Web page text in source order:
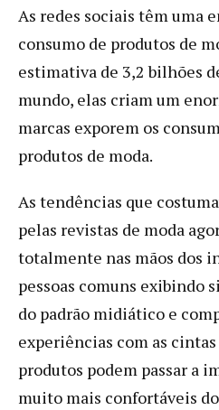
As redes sociais têm uma
consumo de produtos de
estimativa de 3,2 bilhões
mundo, elas criam um
marcas exporem os
produtos de moda.
As tendências que
pelas revistas de moda
totalmente nas mãos dos
pessoas comuns exibindo
do padrão midiático e
experiências com as
produtos podem passar a
muito mais confortáveis